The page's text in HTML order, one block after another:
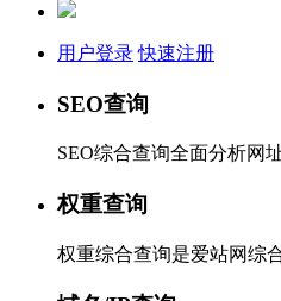
用户登录 快速注册
SEO查询
SEO综合查询全面分析网
权重查询
权重综合查询是爱站网综